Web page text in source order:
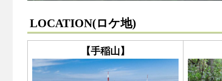
LOCATION(ロケ地)
【手稲山】